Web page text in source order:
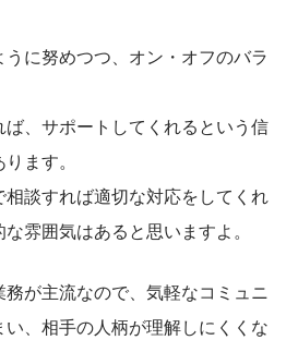
に努めつつ、オン・オフのバラ
、サポートしてくれるという信
ます。
談すれば適切な対応をしてくれ
雰囲気はあると思いますよ。
が主流なので、気軽なコミュニ
、相手の人柄が理解しにくくな